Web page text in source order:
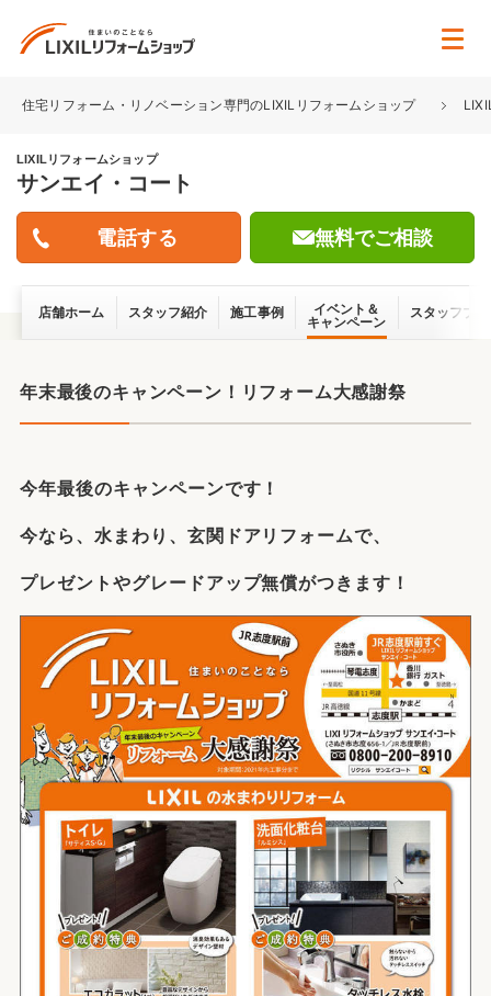
住宅リフォーム・リノベーション専門のLIXILリフォームショップ
LIXILリフォームショップ
サンエイ・コート
無料でご相談
店舗ホーム スタッフ紹介 施工事例
イベント＆
キャンペーン
スタッフブ
年末最後のキャンペーン！リフォーム大感謝祭
今年最後のキャンペーンです！
今なら、水まわり、玄関ドアリフォームで、
プレゼントやグレードアップ無償がつきます！